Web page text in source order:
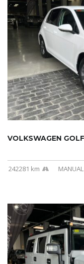
242281 km MANUAL